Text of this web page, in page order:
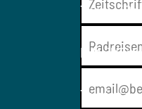
Thema/
E-Mail
Telefon